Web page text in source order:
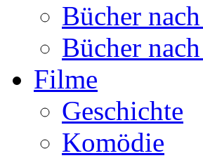
Bücher
Bücher
Filme
Geschichte
Komödie